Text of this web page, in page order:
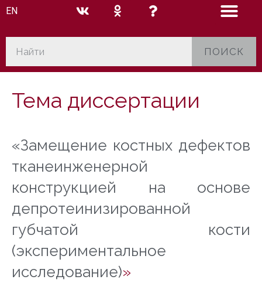
EN
ПОИСК
Тема диссертации
«Замещение костных дефектов
тканеинженерной
конструкцией на основе
депротеинизированной
губчатой кости
(экспериментальное
исследование)»